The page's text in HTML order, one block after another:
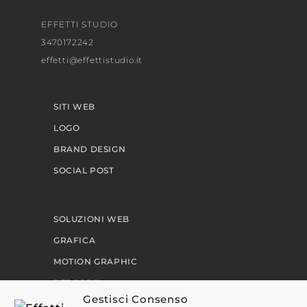
Gestisci Consenso
EFFETTI STUDIO
3470172242
effetti@effettistudio.it
SITI WEB
LOGO
BRAND DESIGN
SOCIAL POST
SOLUZIONI WEB
GRAFICA
MOTION GRAPHIC
PERCORSI